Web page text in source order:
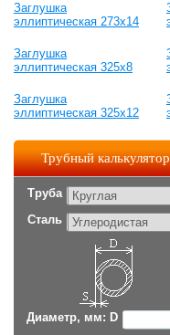
Заглушка
эллиптическая 273х14
Заглушка
эллиптическая 325х8
Заглушка
эллиптическая 325х12
Трубный калькулятор
Труба
Сталь
Диаметр, мм: D